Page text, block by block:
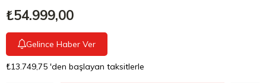
₺54.999,00
Gelince Haber Ver
₺13.749,75 'den başlayan taksitlerle